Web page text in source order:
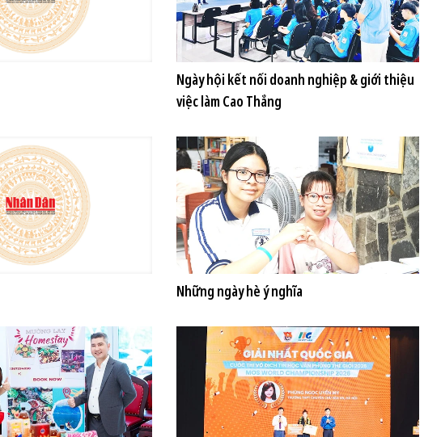
Ngày hội kết nối doanh nghiệp & giới thiệu
việc làm Cao Thắng
Những ngày hè ý nghĩa